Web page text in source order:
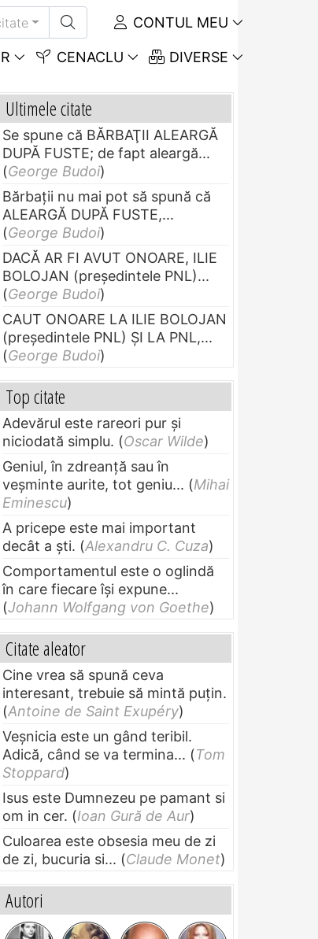
CONTUL MEU
CENACLU DIVERSE
Ultimele citate
Se spune că BĂRBAŢII ALEARGĂ
DUPĂ FUSTE; de fapt aleargă...
(George Budoi)
Bărbaţii nu mai pot să spună că
ALEARGĂ DUPĂ FUSTE,...
(George Budoi)
DACĂ AR FI AVUT ONOARE, ILIE
BOLOJAN (preşedintele PNL)...
(George Budoi)
CAUT ONOARE LA ILIE BOLOJAN
(preşedintele PNL) ŞI LA PNL,...
(George Budoi)
Top citate
Adevărul este rareori pur și
niciodată simplu. (Oscar Wilde)
Geniul, în zdreanţă sau în
veşminte aurite, tot geniu... (Mihai
Eminescu)
A pricepe este mai important
decât a ști. (Alexandru C. Cuza)
Comportamentul este o oglindă
în care fiecare își expune...
(Johann Wolfgang von Goethe)
Citate aleator
Cine vrea să spună ceva
interesant, trebuie să mintă puțin.
(Antoine de Saint Exupéry)
Veșnicia este un gând teribil.
Adică, când se va termina... (Tom
Stoppard)
Isus este Dumnezeu pe pamant si
om in cer. (Ioan Gură de Aur)
Culoarea este obsesia meu de zi
de zi, bucuria si... (Claude Monet)
Autori